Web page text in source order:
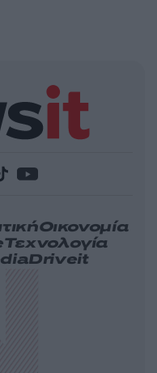
Οικονομία
Τεχνολογία
Driveit